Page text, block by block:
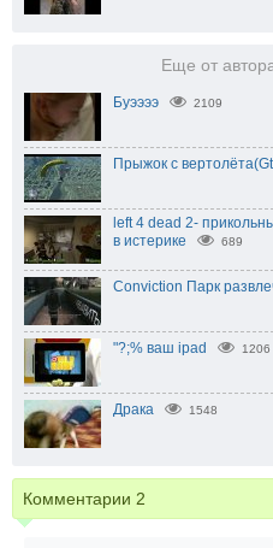
Еще от
Буээээ 2109
Прыжок с
left 4 dead 2-
в истерике
689
Conviction Парк
"?;% ваш ipad 1206
Драка 1548
Комментарии 2